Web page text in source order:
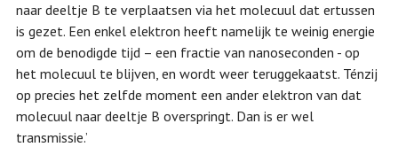
naar deeltje B te verplaatsen via het molecuul dat ertussen
is gezet. Een enkel elektron heeft namelijk te weinig energie
om de benodigde tijd – een fractie van nanoseconden - op
het molecuul te blijven, en wordt weer teruggekaatst. Ténzij
op precies het zelfde moment een ander elektron van dat
molecuul naar deeltje B overspringt. Dan is er wel
transmissie.’